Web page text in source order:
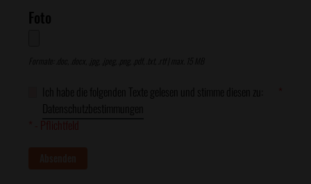
Foto
Formate: .doc, .docx, .jpg, .jpeg, .png, .pdf, .txt, .rtf | max. 15 MB
Ich habe die folgenden Texte gelesen und stimme diesen zu:
Datenschutzbestimmungen
* - Pflichtfeld